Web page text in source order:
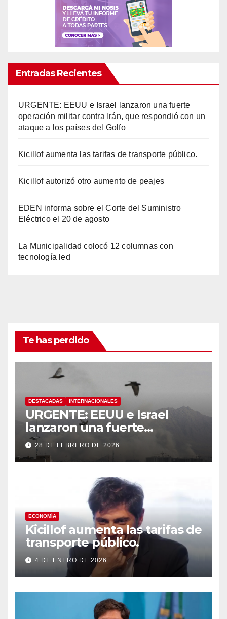
Entradas Recientes
URGENTE: EEUU e Israel lanzaron una fuerte
operación militar contra Irán, que respondió con un
ataque a los países del Golfo
Kicillof aumenta las tarifas de transporte público.
Kicillof autorizó otro aumento de peajes
EDEN informa sobre el Corte del Suministro
Eléctrico el 20 de agosto
La Municipalidad colocó 12 columnas con
tecnología led
Te has perdido
DESTACADAS INTERNACIONALES
URGENTE: EEUU e Israel
lanzaron una fuerte
operación militar contra Irán,
que respondió con un ataque
a los países del Golfo
28 DE FEBRERO DE 2026
ECONOMÍA
Kicillof aumenta las tarifas de
transporte público.
4 DE ENERO DE 2026